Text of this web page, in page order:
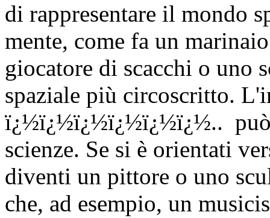
di rappresentare il mondo
mente, come fa un
giocatore di scacchi o uno
spaziale più circoscritto.
ï¿½ï¿½ï¿½ï¿½ï¿½ï¿½..
scienze. Se si è orientati
diventi un pittore o uno
che, ad esempio, un